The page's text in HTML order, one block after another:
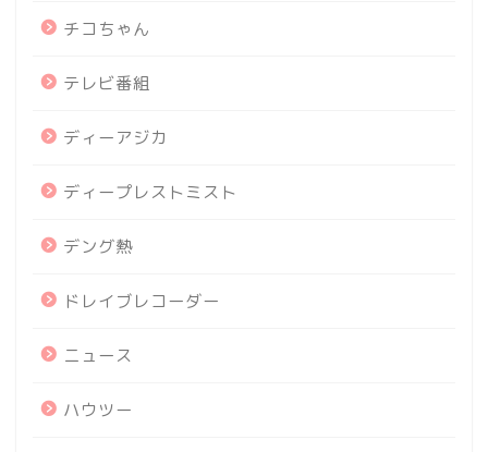
チコちゃん
テレビ番組
ディーアジカ
ディープレストミスト
デング熱
ドレイブレコーダー
ニュース
ハウツー